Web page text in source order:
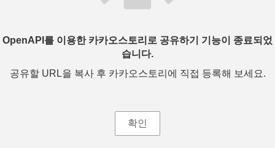
OpenAPI를 이용한 카카오스토리로 공유하기 기능이 종료되었
습니다.
공유할 URL을 복사 후 카카오스토리에 직접 등록해 보세요.
확인